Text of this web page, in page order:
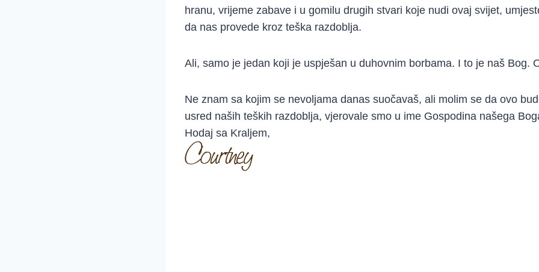
hranu, vrijeme zabave i u gomilu drugih stvari koje nudi ovaj svijet,
da nas provede kroz teška razdoblja.
Ali, samo je jedan koji je uspješan u duhovnim borbama. I to je naš Bog.
Ne znam sa kojim se nevoljama danas suočavaš, ali molim se da ovo
usred naših teških razdoblja, vjerovale smo u ime Gospodina našega
Hodaj sa Kraljem,